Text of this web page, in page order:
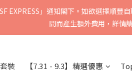
速運會於2-5個工作天內送到，請核實
EXPRESS」通知閣下。如欲選擇順
間而產生額外費用，詳情
裝 【7.31 - 9.3】精選優惠